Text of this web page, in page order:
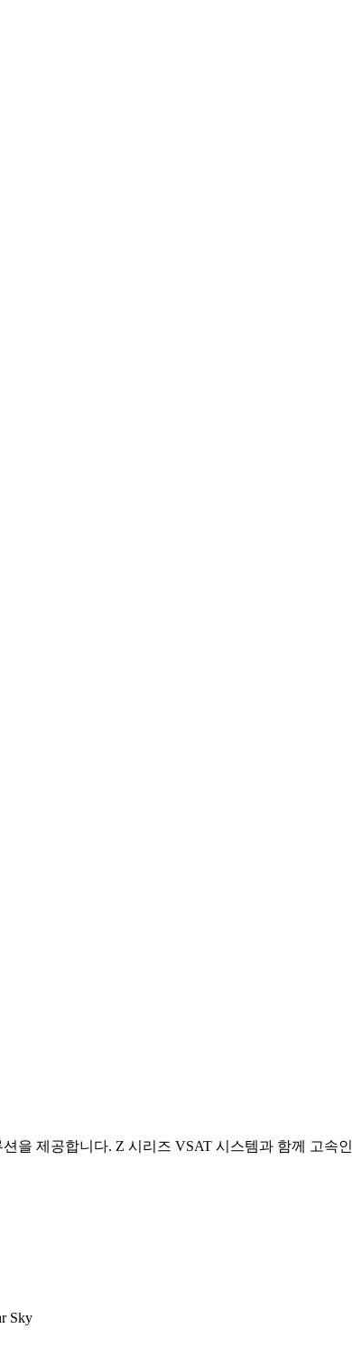
제공합니다. Z 시리즈 VSAT 시스템과 함께 고속
Sky